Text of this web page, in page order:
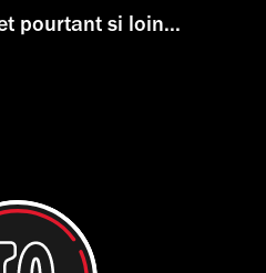
pourtant si loin...